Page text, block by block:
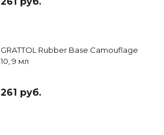
GRATTOL Rubber Base Camouflage
10, 9 мл
261 руб.